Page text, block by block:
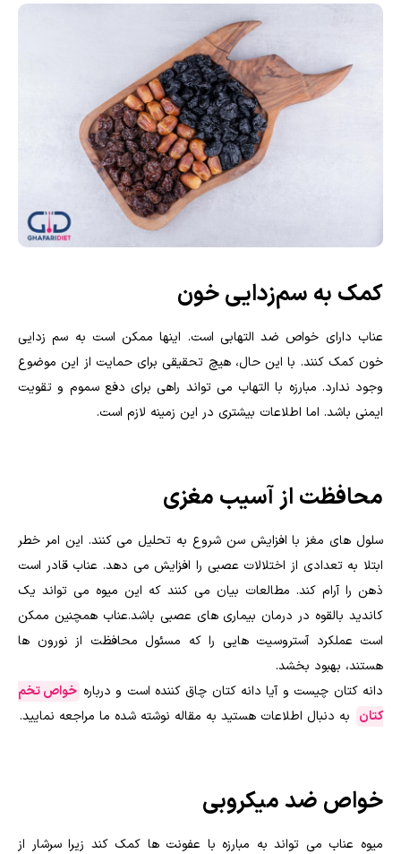
کمک به سم‌زدایی خون
عناب دارای خواص ضد التهابی است. اینها ممکن است به سم زدایی
خون کمک کنند. با این حال، هیچ تحقیقی برای حمایت از این موضوع
وجود ندارد. مبارزه با التهاب می تواند راهی برای دفع سموم و تقویت
ایمنی باشد. اما اطلاعات بیشتری در این زمینه لازم است.
محافظت از آسیب مغزی
سلول های مغز با افزایش سن شروع به تحلیل می کنند. این امر خطر
ابتلا به تعدادی از اختلالات عصبی را افزایش می دهد. عناب قادر است
ذهن را آرام کند. مطالعات بیان می کنند که این میوه می تواند یک
کاندید بالقوه در درمان بیماری های عصبی باشد.عناب همچنین ممکن
است عملکرد آستروسیت هایی را که مسئول محافظت از نورون ها
هستند، بهبود بخشد.
دانه کتان چیست و آیا دانه کتان چاق کننده است و درباره خواص تخم
کتان به دنبال اطلاعات هستید به مقاله نوشته شده ما مراجعه نمایید.
خواص ضد میکروبی
میوه عناب می تواند به مبارزه با عفونت ها کمک کند زیرا سرشار از